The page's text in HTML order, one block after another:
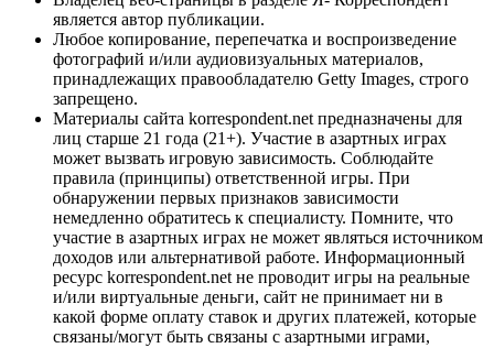
является автор публикации.
Любое копирование, перепечатка и воспроизведение
фотографий и/или аудиовизуальных материалов,
принадлежащих правообладателю Getty Images, строго
запрещено.
Материалы сайта korrespondent.net предназначены для
лиц старше 21 года (21+). Участие в азартных играх
может вызвать игровую зависимость. Соблюдайте
правила (принципы) ответственной игры. При
обнаружении первых признаков зависимости
немедленно обратитесь к специалисту. Помните, что
участие в азартных играх не может являться источником
доходов или альтернативой работе. Информационный
ресурс korrespondent.net не проводит игры на реальные
и/или виртуальные деньги, сайт не принимает ни в
какой форме оплату ставок и других платежей, которые
связаны/могут быть связаны с азартными играми,